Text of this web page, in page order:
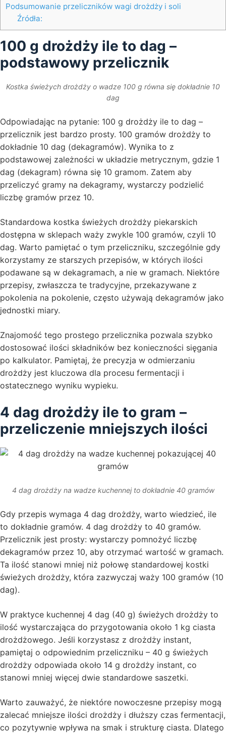
Podsumowanie przeliczników wagi drożdży i soli
Źródła:
100 g drożdży ile to dag –
podstawowy przelicznik
Kostka świeżych drożdży o wadze 100 g równa się dokładnie 10
dag
Odpowiadając na pytanie: 100 g drożdży ile to dag –
przelicznik jest bardzo prosty. 100 gramów drożdży to
dokładnie 10 dag (dekagramów). Wynika to z
podstawowej zależności w układzie metrycznym, gdzie 1
dag (dekagram) równa się 10 gramom. Zatem aby
przeliczyć gramy na dekagramy, wystarczy podzielić
liczbę gramów przez 10.
Standardowa kostka świeżych drożdży piekarskich
dostępna w sklepach waży zwykle 100 gramów, czyli 10
dag. Warto pamiętać o tym przeliczniku, szczególnie gdy
korzystamy ze starszych przepisów, w których ilości
podawane są w dekagramach, a nie w gramach. Niektóre
przepisy, zwłaszcza te tradycyjne, przekazywane z
pokolenia na pokolenie, często używają dekagramów jako
jednostki miary.
Znajomość tego prostego przelicznika pozwala szybko
dostosować ilości składników bez konieczności sięgania
po kalkulator. Pamiętaj, że precyzja w odmierzaniu
drożdży jest kluczowa dla procesu fermentacji i
ostatecznego wyniku wypieku.
4 dag drożdży ile to gram –
przeliczenie mniejszych ilości
4 dag drożdży na wadze kuchennej to dokładnie 40 gramów
Gdy przepis wymaga 4 dag drożdży, warto wiedzieć, ile
to dokładnie gramów. 4 dag drożdży to 40 gramów.
Przelicznik jest prosty: wystarczy pomnożyć liczbę
dekagramów przez 10, aby otrzymać wartość w gramach.
Ta ilość stanowi mniej niż połowę standardowej kostki
świeżych drożdży, która zazwyczaj waży 100 gramów (10
dag).
W praktyce kuchennej 4 dag (40 g) świeżych drożdży to
ilość wystarczająca do przygotowania około 1 kg ciasta
drożdżowego. Jeśli korzystasz z drożdży instant,
pamiętaj o odpowiednim przeliczniku – 40 g świeżych
drożdży odpowiada około 14 g drożdży instant, co
stanowi mniej więcej dwie standardowe saszetki.
Warto zauważyć, że niektóre nowoczesne przepisy mogą
zalecać mniejsze ilości drożdży i dłuższy czas fermentacji,
co pozytywnie wpływa na smak i strukturę ciasta. Dlatego